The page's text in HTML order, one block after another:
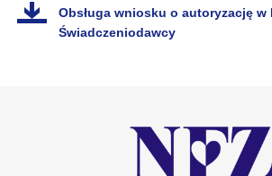
Obsługa wniosku o autoryzację w
Świadczeniodawcy